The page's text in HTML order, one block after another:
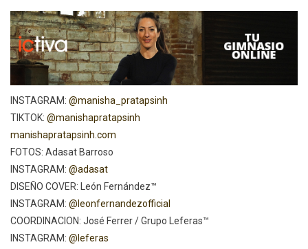
INSTAGRAM: @manisha_pratapsinh
TIKTOK: @manishapratapsinh
manishapratapsinh.com
FOTOS: Adasat Barroso
INSTAGRAM: @adasat
DISEÑO COVER: León Fernández™
INSTAGRAM: @leonfernandezofficial
COORDINACION: José Ferrer / Grupo Leferas™
INSTAGRAM: @leferas